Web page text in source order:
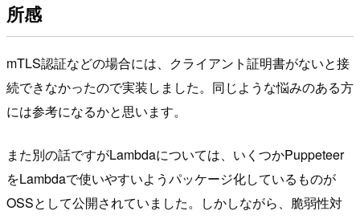
所感
mTLS認証などの場合には、クライアント証明書がないと接
続できなかったので実装しました。同じような悩みのある方
には参考になるかと思います。
また別の話ですがLambdaについては、いくつかPuppeteer
をLambdaで使いやすいようパッケージ化しているものが
OSSとして公開されていました。しかしながら、脆弱性対